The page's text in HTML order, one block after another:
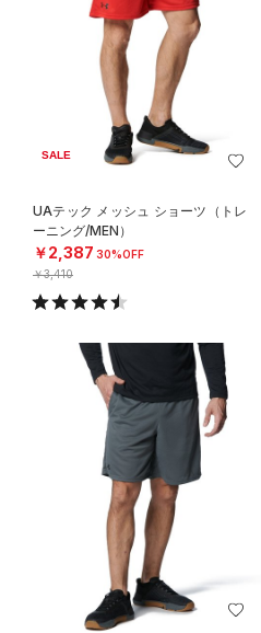
SALE
UAテック メッシュ ショーツ（トレ
ーニング/MEN）
￥2,387 30%OFF
￥3,410